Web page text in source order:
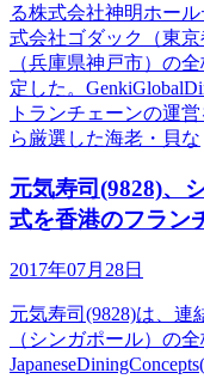
る株式会社神明ホー
式会社ゴダック（東
（兵庫県神戸市）の
定した。
トランチェーンの運
ら厳選した海老・貝な
元気寿司(9828)、
式を香港のフラン
2017年07月28日
元気寿司(9828)は、連
（シンガポール）の